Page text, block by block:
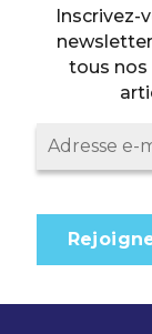
Inscrivez-
tous nos